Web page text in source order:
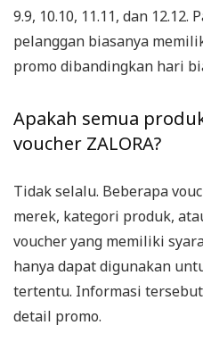
9.9, 10.10, 11.11, dan 12.12.
pelanggan biasanya
promo dibandingkan hari
Apakah semua
voucher ZALORA?
Tidak selalu. Beberapa
merek, kategori produk,
voucher yang memiliki
hanya dapat digunakan
tertentu. Informasi
detail promo.